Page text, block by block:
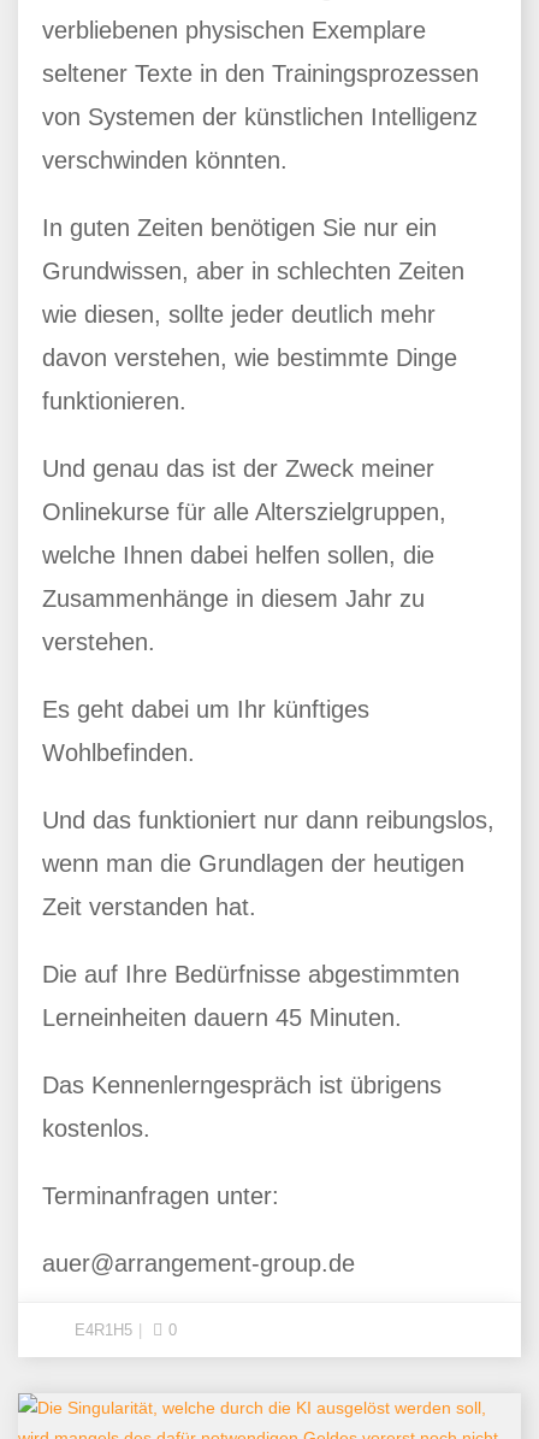
verbliebenen physischen Exemplare
seltener Texte in den Trainingsprozessen
von Systemen der künstlichen Intelligenz
verschwinden könnten.
In guten Zeiten benötigen Sie nur ein
Grundwissen, aber in schlechten Zeiten
wie diesen, sollte jeder deutlich mehr
davon verstehen, wie bestimmte Dinge
funktionieren.
Und genau das ist der Zweck meiner
Onlinekurse für alle Alterszielgruppen,
welche Ihnen dabei helfen sollen, die
Zusammenhänge in diesem Jahr zu
verstehen.
Es geht dabei um Ihr künftiges
Wohlbefinden.
Und das funktioniert nur dann reibungslos,
wenn man die Grundlagen der heutigen
Zeit verstanden hat.
Die auf Ihre Bedürfnisse abgestimmten
Lerneinheiten dauern 45 Minuten.
Das Kennenlerngespräch ist übrigens
kostenlos.
Terminanfragen unter:
auer@arrangement-group.de
E4R1H5 0